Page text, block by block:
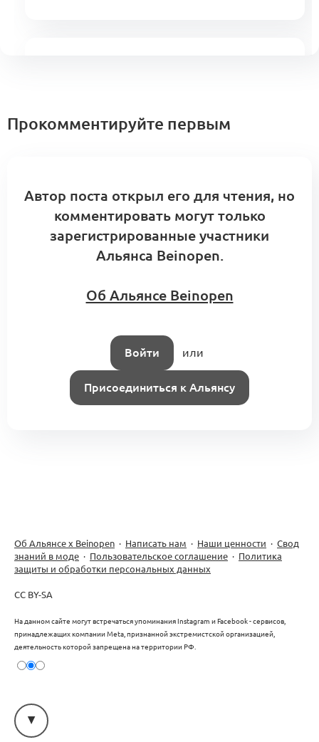
Прокомментируйте первым
Автор поста открыл его для чтения, но
комментировать могут только
зарегистрированные участники
Альянса Beinopen.
Об Альянсе Beinopen
Войти или
Присоединиться к Альянсу
Об Альянсе х Beinopen · Написать нам · Наши ценности · Свод
знаний в моде · Пользовательское соглашение · Политика
защиты и обработки персональных данных
CC BY-SA
На данном сайте могут встречаться упоминания Instagram и Facebook - сервисов,
принадлежащих компании Meta, признанной экстремистской организацией,
деятельность которой запрещена на территории РФ.